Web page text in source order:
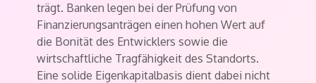
trägt. Banken legen bei der Prüfung von
Finanzierungsanträgen einen hohen Wert auf
die Bonität des Entwicklers sowie die
wirtschaftliche Tragfähigkeit des Standorts.
Eine solide Eigenkapitalbasis dient dabei nicht